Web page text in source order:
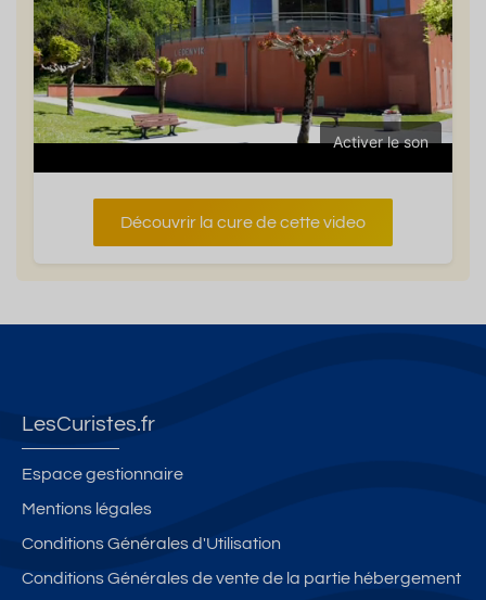
Activer le son
Découvrir la cure de cette video
LesCuristes.fr
Espace gestionnaire
Mentions légales
Conditions Générales d'Utilisation
Conditions Générales de vente de la partie hébergement